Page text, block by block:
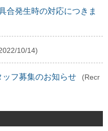
合発生時の対応につきま
10/14)
ッフ募集のお知らせ
(Recr